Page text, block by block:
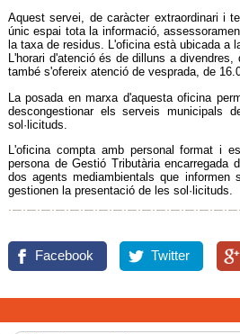
Aquest servei, de caràcter extraordinari i
únic espai tota la informació,
la taxa de residus. L'oficina està ubicada a
L'horari d'atenció és de dilluns a
també s'ofereix atenció de vesprada, de
La posada en marxa d'aquesta oficina
descongestionar els serveis municipals
sol·licituds.
L'oficina compta amb personal format i
persona de Gestió Tributària
dos agents mediambientals que
gestionen la presentació de les sol·licituds.
Facebook Twitter